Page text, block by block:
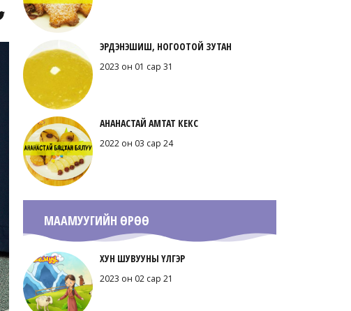
ЭРДЭНЭШИШ, НОГООТОЙ ЗУТАН
2023 он 01 сар 31
АНАНАСТАЙ АМТАТ КЕКС
2022 он 03 сар 24
МААМУУГИЙН ӨРӨӨ
ХУН ШУВУУНЫ ҮЛГЭР
2023 он 02 сар 21